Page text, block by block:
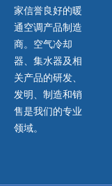
家信誉良好的暖
通空调产品制造
商。空气冷却
器、集水器及相
关产品的研发、
发明、制造和销
售是我们的专业
领域。